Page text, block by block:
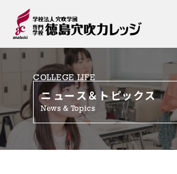
COLLEGE LIFE
ニュース＆トピックス
News & Topics